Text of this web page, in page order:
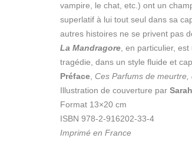
vampire, le chat, etc.) ont un
superlatif à lui tout seul dans sa
autres histoires ne se privent pas
La Mandragore , en particulier,
tragédie, dans un style fluide et
Préface Ces Parfums de meurtre,
Illustration de couverture par
Format 13×20 cm
ISBN 978-2-916202-33-4
Imprimé en France